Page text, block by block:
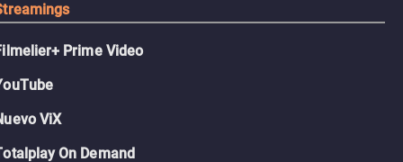
Prime Video
ViX
On Demand